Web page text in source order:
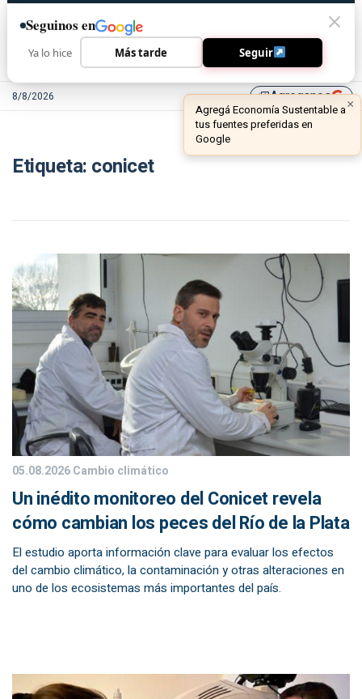
8/8/2026 library_addAgreganos
Etiqueta: conicet
05.08.2026Cambio climático
Un inédito monitoreo del Conicet revela
cómo cambian los peces del Río de la Plata
El estudio aporta información clave para evaluar los efectos
del cambio climático, la contaminación y otras alteraciones en
uno de los ecosistemas más importantes del país.
Seguinos en
Ya lo hice Más tarde Seguir